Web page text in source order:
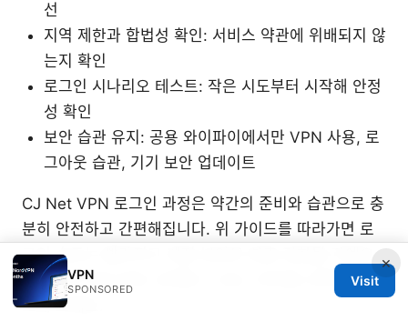
선
지역 제한과 합법성 확인: 서비스 약관에 위배되지 않
는지 확인
로그인 시나리오 테스트: 작은 시도부터 시작해 안정
성 확인
보안 습관 유지: 공용 와이파이에서만 VPN 사용, 로
그아웃 습관, 기기 보안 업데이트
CJ Net VPN 로그인 과정은 약간의 준비와 습관으로 충
분히 안전하고 간편해집니다. 위 가이드를 따라가면 로
그인 속도는 빨라지고 계정 보안은 한층 강화될 거예요.
필요하면 지금 바로 신뢰할 수 있는 VPN을 선택해 테스
트해 보세요.
×
VPN
SPONSORED
Visit